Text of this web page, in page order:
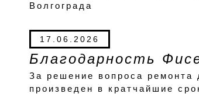
Волгограда
17.06.2026
Благодарность
За решение вопроса
произведен в кратчайшие